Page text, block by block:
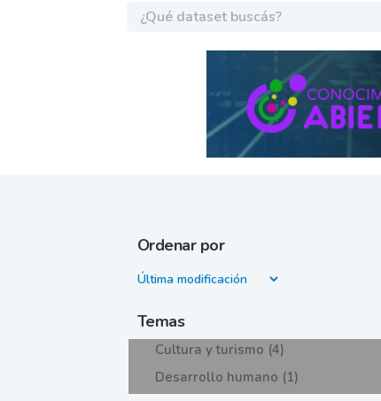
Ordenar por
Temas
Cultura y turismo (4)
Desarrollo humano (1)